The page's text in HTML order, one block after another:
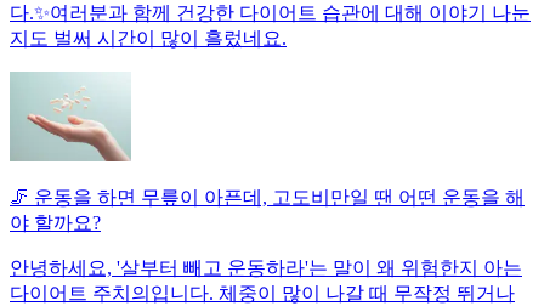
다.✨여러분과 함께 건강한 다이어트 습관에 대해 이야기 나눈
지도 벌써 시간이 많이 흘렀네요.
🦵 운동을 하면 무릎이 아픈데, 고도비만일 땐 어떤 운동을 해
야 할까요?
안녕하세요, '살부터 빼고 운동하라'는 말이 왜 위험한지 아는
다이어트 주치의입니다. 체중이 많이 나갈 때 무작정 뛰거나